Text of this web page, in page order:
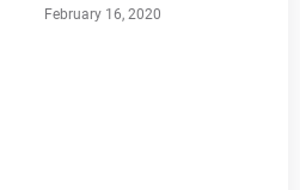
February 16, 2020